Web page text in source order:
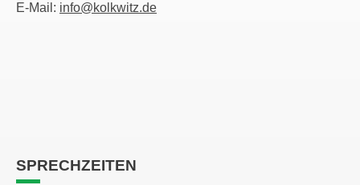
E-Mail: info@kolkwitz.de
SPRECHZEITEN